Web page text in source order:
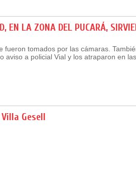
EN LA ZONA DEL PUCARÁ,
tomados por las cámaras.
aviso a policial Vial y los atraparon en las
Gesell